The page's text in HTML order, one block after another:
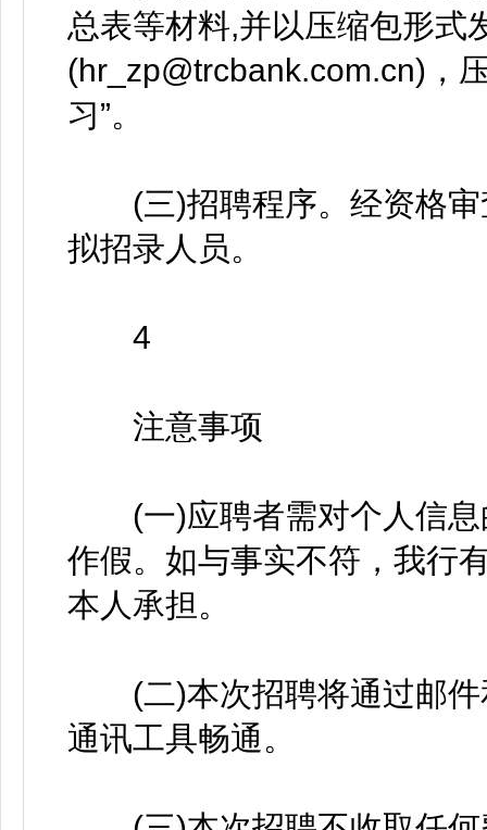
总表等材料,并以压缩包形式
(hr_zp@trcbank.com.cn)，
习”。
(三)招聘程序。经资格审
拟招录人员。
4
注意事项
(一)应聘者需对个人信息
作假。如与事实不符，我行
本人承担。
(二)本次招聘将通过邮件
通讯工具畅通。